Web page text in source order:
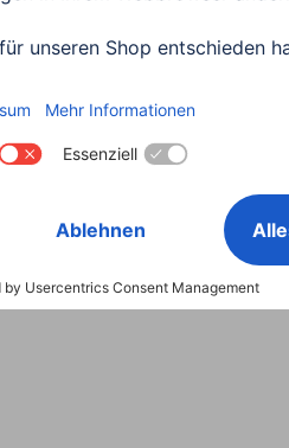
Land wählen
Konformitätserklärungen